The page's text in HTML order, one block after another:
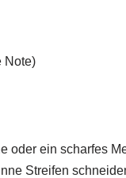
Note)
oder ein scharfes
Streifen